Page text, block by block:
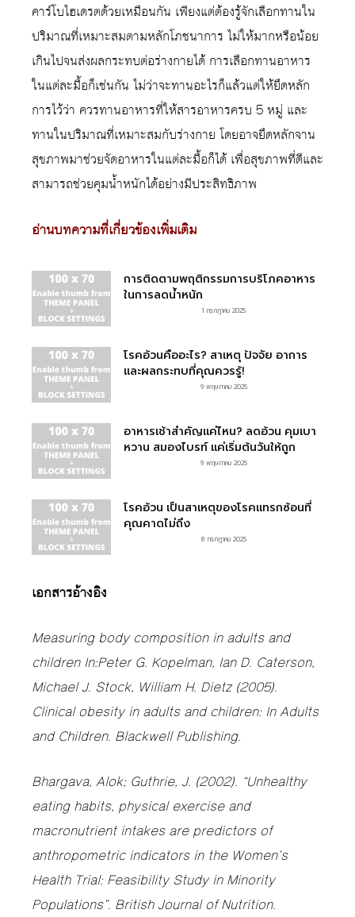
คาร์โบไฮเดรตด้วยเหมือนกัน เพียงแต่ต้องรู้จักเลือกทานใน
ปริมาณที่เหมาะสมตามหลักโภชนาการ ไม่ให้มากหรือน้อย
เกินไปจนส่งผลกระทบต่อร่างกายได้ การเลือกทานอาหาร
ในแต่ละมื้อก็เช่นกัน ไม่ว่าจะทานอะไรก็แล้วแต่ให้ยึดหลัก
การไว้ว่า ควรทานอาหารที่ให้สารอาหารครบ 5 หมู่ และ
ทานในปริมาณที่เหมาะสมกับร่างกาย โดยอาจยึดหลักจาน
สุขภาพมาช่วยจัดอาหารในแต่ละมื้อก็ได้ เพื่อสุขภาพที่ดีและ
สามารถช่วยคุมน้ำหนักได้อย่างมีประสิทธิภาพ
อ่านบทความที่เกี่ยวข้องเพิ่มเติม
การติดตามพฤติกรรมการบริโภคอาหาร
ในการลดน้ำหนัก
1 กรกฎาคม 2025
โรคอ้วนคืออะไร? สาเหตุ ปัจจัย อาการ
และผลกระทบที่คุณควรรู้!
9 พฤษภาคม 2025
อาหารเช้าสำคัญแค่ไหน? ลดอ้วน คุมเบา
หวาน สมองไบรท์ แค่เริ่มต้นวันให้ถูก
9 พฤษภาคม 2025
โรคอ้วน เป็นสาเหตุของโรคแทรกซ้อนที่
คุณคาดไม่ถึง
8 กรกฎาคม 2025
เอกสารอ้างอิง
Measuring body composition in adults and
children In:Peter G. Kopelman, Ian D. Caterson,
Michael J. Stock, William H. Dietz (2005).
Clinical obesity in adults and children: In Adults
and Children. Blackwell Publishing.
Bhargava, Alok; Guthrie, J. (2002). “Unhealthy
eating habits, physical exercise and
macronutrient intakes are predictors of
anthropometric indicators in the Women’s
Health Trial: Feasibility Study in Minority
Populations”. British Journal of Nutrition.